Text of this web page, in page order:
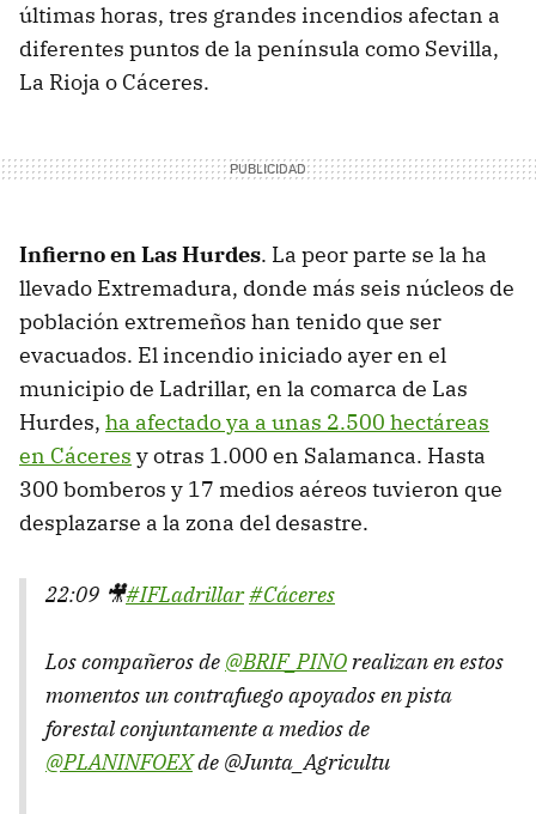
últimas horas, tres grandes incendios afectan a
diferentes puntos de la península como Sevilla,
La Rioja o Cáceres.
Infierno en Las Hurdes. La peor parte se la ha
llevado Extremadura, donde más seis núcleos de
población extremeños han tenido que ser
evacuados. El incendio iniciado ayer en el
municipio de Ladrillar, en la comarca de Las
Hurdes, ha afectado ya a unas 2.500 hectáreas
en Cáceres y otras 1.000 en Salamanca. Hasta
300 bomberos y 17 medios aéreos tuvieron que
desplazarse a la zona del desastre.
22:09 🎥#IFLadrillar#Cáceres
Los compañeros de @BRIF_PINOrealizan en estos
momentos un contrafuego apoyados en pista
forestal conjuntamente a medios de
@PLANINFOEXde @Junta_Agricultu